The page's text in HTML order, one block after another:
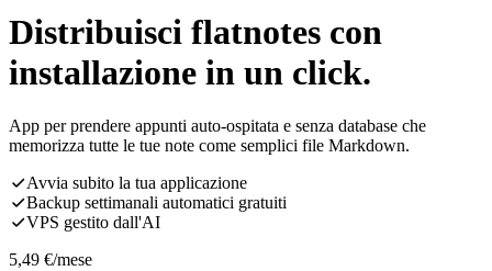
Distribuisci flatnotes con
installazione in un click.
App per prendere appunti auto-ospitata e senza database che
memorizza tutte le tue note come semplici file Markdown.
Avvia subito la tua applicazione
Backup settimanali automatici gratuiti
VPS gestito dall'AI
5,49 €/mese